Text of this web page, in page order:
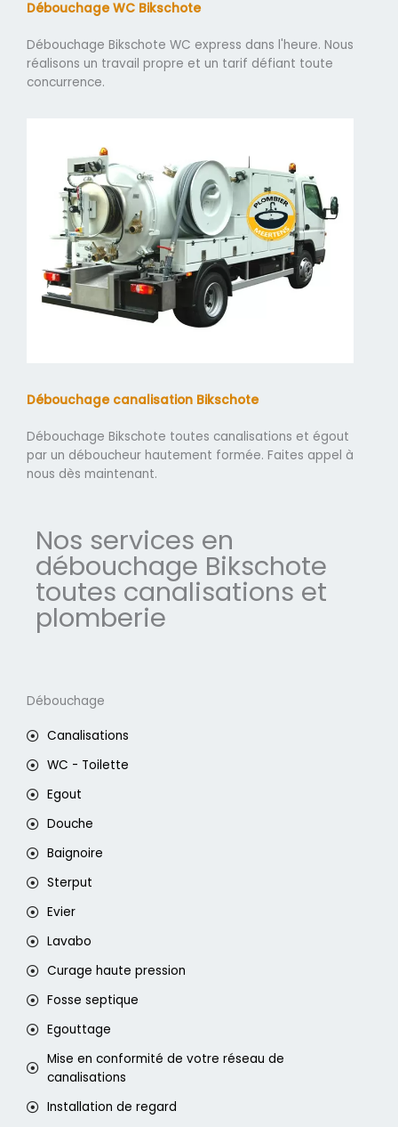
Débouchage WC Bikschote
Débouchage Bikschote WC express dans l'heure. Nous
réalisons un travail propre et un tarif défiant toute
concurrence.
Débouchage canalisation Bikschote
Débouchage Bikschote toutes canalisations et égout
par un déboucheur hautement formée. Faites appel à
nous dès maintenant.
Nos services en
débouchage Bikschote
toutes canalisations et
plomberie
Débouchage
Canalisations
WC - Toilette
Egout
Douche
Baignoire
Sterput
Evier
Lavabo
Curage haute pression
Fosse septique
Egouttage
Mise en conformité de votre réseau de
canalisations
Installation de regard